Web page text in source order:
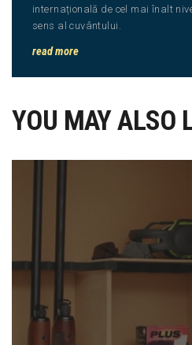
internațională de cel mai înalt
sens al cuvântului.
read more
YOU MAY ALSO